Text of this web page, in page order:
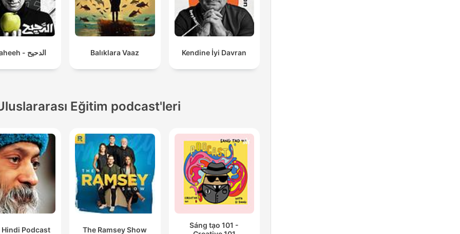
El Daheeh - الدحيح Balıklara Vaaz Kendine İyi Davran
Eğitim podcast'leri
Hindi Podcast The Ramsey Show
Sáng tạo 101 -